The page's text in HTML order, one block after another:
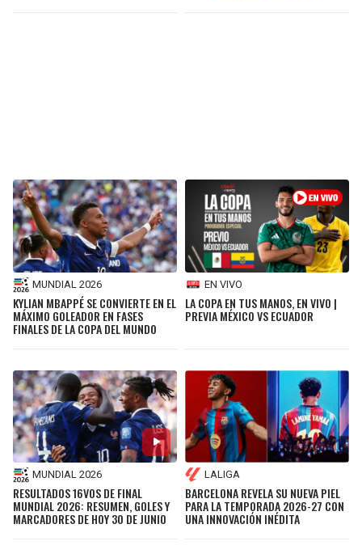
MUNDIAL 2026
KYLIAN MBAPPÉ SE CONVIERTE EN EL
MÁXIMO GOLEADOR EN FASES
FINALES DE LA COPA DEL MUNDO
EN VIVO
LA COPA EN TUS MANOS, EN VIVO |
PREVIA MÉXICO VS ECUADOR
MUNDIAL 2026
RESULTADOS 16VOS DE FINAL
MUNDIAL 2026: RESUMEN, GOLES Y
MARCADORES DE HOY 30 DE JUNIO
LALIGA
BARCELONA REVELA SU NUEVA PIEL
PARA LA TEMPORADA 2026-27 CON
UNA INNOVACIÓN INÉDITA